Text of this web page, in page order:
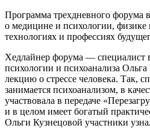
Программа трехдневного форума
о медицине и психологии, физике
технологиях и профессиях
Хедлайнер форума — специалист
психологии и психоанализа
лекцию о стрессе человека. Так,
занимается психоанализом, в
участвовала в передаче
и в целом имеет богатый
Ольги Кузнецовой участники